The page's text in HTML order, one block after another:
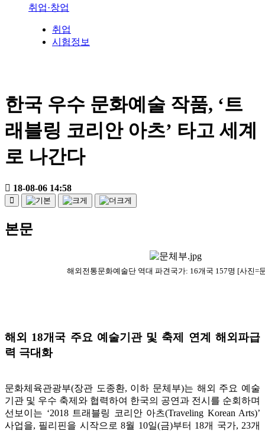
취업·창업
취업
시험정보
한국 우수 문화예술 작품, ‘트
래블링 코리안 아츠’ 타고 세계
로 나간다
18-08-06 14:58
본문
해외전통문화예술단 역대 파견국가: 16개국 157명 [사진=
해외 18개국 주요 예술기관 및 축제 연계 해외파급
력 극대화
문화체육관광부(장관 도종환, 이하 문체부)는 해외 주요 예술
기관 및 우수 축제와 협력하여 한국의 공연과 전시를 순회하며
선보이는 ‘2018 트래블링 코리안 아츠(Traveling Korean Arts)’
사업을, 필리핀을 시작으로 8월 10일(금)부터 18개 국가, 23개